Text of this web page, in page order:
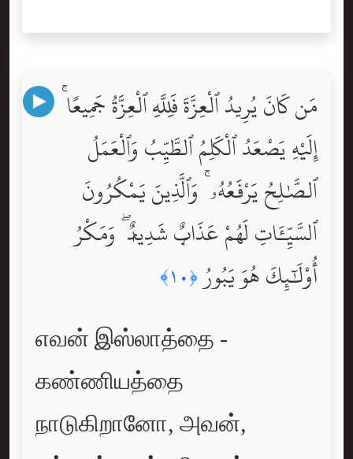
مَن كَانَ يُرِيدُ ٱلْعِزَّةَ فَلِلَّهِ ٱلْعِزَّةُ جَمِيعًا ۚ
إِلَيْهِ يَصْعَدُ ٱلْكَلِمُ ٱلطَّيِّبُ وَٱلْعَمَلُ
ٱلصَّٰلِحُ يَرْفَعُهُۥ ۚ وَٱلَّذِينَ يَمْكُرُونَ
ٱلسَّيِّـَٔاتِ لَهُمْ عَذَابٌۭ شَدِيدٌۭ ۖ وَمَكْرُ
أُوْلَٰٓئِكَ هُوَ يَبُورُ ﴿١٠﴾
எவன் இஸ்லாத்தை -
கண்ணியத்தை
நாடுகிறானோ, அவன்,